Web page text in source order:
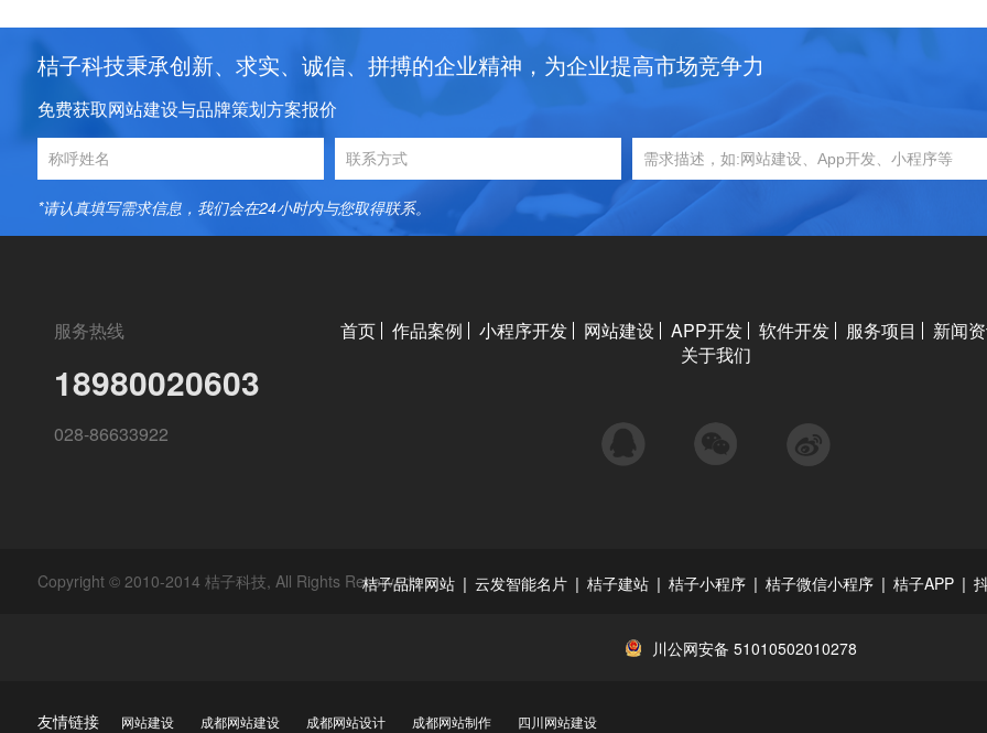
桔子科技秉承创新、求实、诚信、拼搏的企业精神，为企业提高市场竞争力
免费获取网站建设与品牌策划方案报价
*请认真填写需求信息，我们会在24小时内与您取得联系。
服务热线
18980020603
028-86633922
首页 作品案例 小程序开发 网站建设 APP开发 软件开发 服务项目 新闻
关于我们
QQ 微信 微博
Copyright © 2010-2014 桔子科技, All Rights Reserved
桔子品牌网站 | 云发智能名片 | 桔子建站 | 桔子小程序 | 桔子微信小程序 | 桔子APP |
川公网安备 51010502010278
友情链接 网站建设 成都网站建设 成都网站设计 成都网站制作 四川网站建设